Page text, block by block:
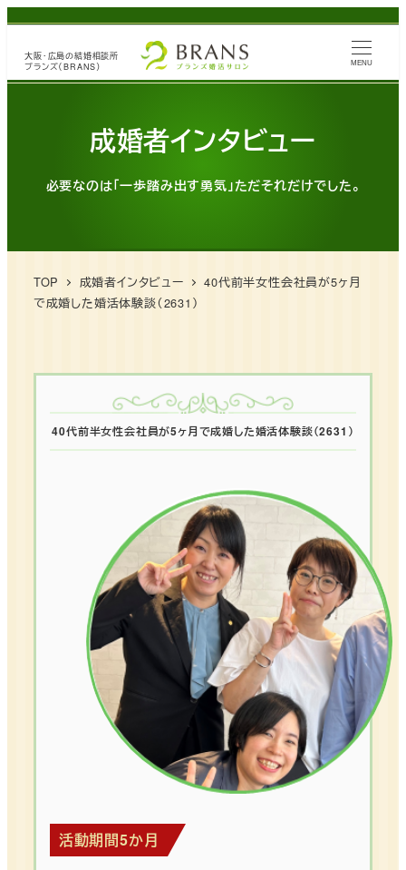
メ
移
大阪・広島の結婚相談所
ブランズ（BRANS）
MENU
成婚者インタビュー
必要なのは「一歩踏み出す勇気」ただそれだけでした。
TOP 成婚者インタビュー
40代前半女性会社員が5ヶ月
で成婚した婚活体験談（2631）
40代前半女性会社員が5ヶ月で成婚した婚活体験談（2631）
活動期間5か月